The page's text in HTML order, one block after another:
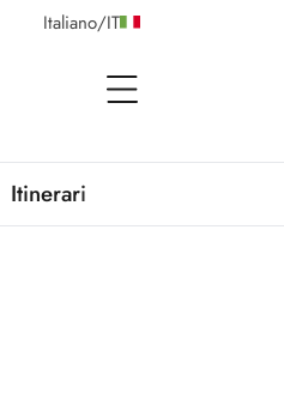
Italiano/IT
open Menu
Itinerari